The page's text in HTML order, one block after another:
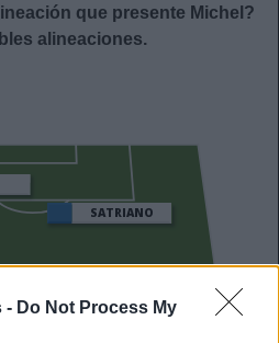
- Do Not Process My
que presente Michel?
alineaciones.
SATRIANO